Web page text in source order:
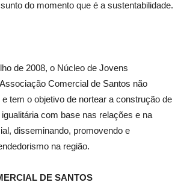
do momento que é a sustentabilidade.
de 2008, o Núcleo de Jovens
Comercial de Santos não
tem o objetivo de nortear a construção de
com base nas relações e na
disseminando, promovendo e
na região.
DE SANTOS